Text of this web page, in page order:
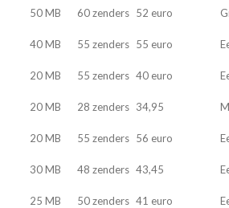
50 MB 60 zenders 52 euro
40 MB 55 zenders 55 euro
20 MB 55 zenders 40 euro
20 MB 28 zenders 34,95
20 MB 55 zenders 56 euro
30 MB 48 zenders 43,45
25 MB 50 zenders 41 euro